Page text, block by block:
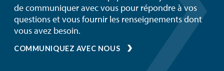
de communiquer avec vous pour répondre à vos
questions et vous fournir les renseignements dont
vous avez besoin.
COMMUNIQUEZ AVEC NOUS